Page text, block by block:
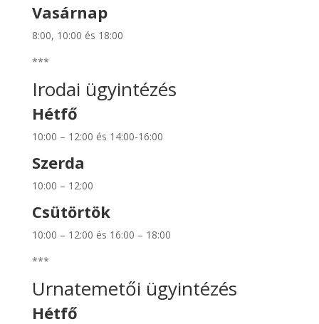
Vasárnap
8:00, 10:00 és 18:00
***
Irodai ügyintézés
Hétfő
10:00 – 12:00 és 14:00-16:00
Szerda
10:00 – 12:00
Csütörtök
10:00 – 12:00 és 16:00 – 18:00
***
Urnatemetői ügyintézés
Hétfő